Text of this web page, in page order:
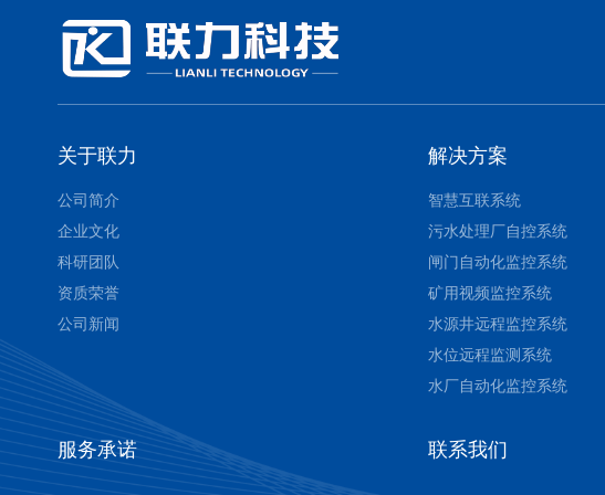
关于联力
公司简介
企业文化
科研团队
资质荣誉
公司新闻
解决方案
智慧互联系统
污水处理厂自控系统
闸门自动化监控系统
矿用视频监控系统
水源井远程监控系统
水位远程监测系统
水厂自动化监控系统
服务承诺 联系我们